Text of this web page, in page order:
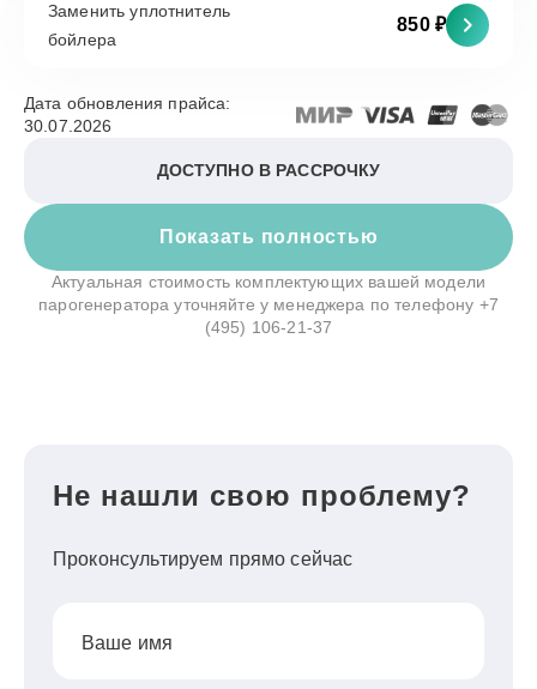
Заменить уплотнитель
бойлера
850 ₽
Показать полностью
Дата обновления прайса:
30.07.2026
ДОСТУПНО В РАССРОЧКУ
Актуальная стоимость комплектующих вашей модели
парогенератора уточняйте у менеджера по телефону +7
(495) 106-21-37
Не нашли свою проблему?
Проконсультируем прямо сейчас
Ваше имя